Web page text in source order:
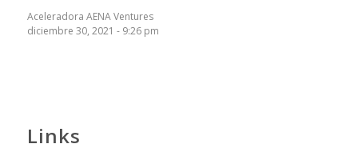
Aceleradora AENA Ventures
diciembre 30, 2021 - 9:26 pm
Links